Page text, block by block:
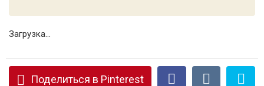
Загрузка...
Поделиться в Pinterest